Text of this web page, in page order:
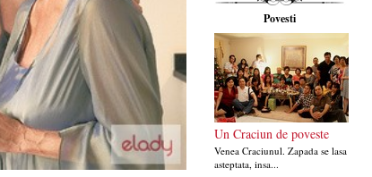
Povesti
Un Craciun de poveste
Venea Craciunul. Zapada se lasa
asteptata, insa...